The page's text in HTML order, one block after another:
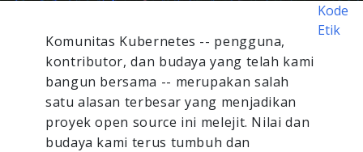
Komunitas Kubernetes -- pengguna,
kontributor, dan budaya yang telah kami
bangun bersama -- merupakan salah
satu alasan terbesar yang menjadikan
proyek open source ini melejit. Nilai dan
budaya kami terus tumbuh dan
Kode
Etik